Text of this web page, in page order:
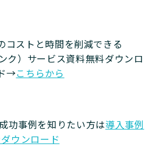
コストと時間を削減できる
ク）サービス資料無料ダウンロ
→こちらから
功事例を知りたい方は導入事例
ウンロード